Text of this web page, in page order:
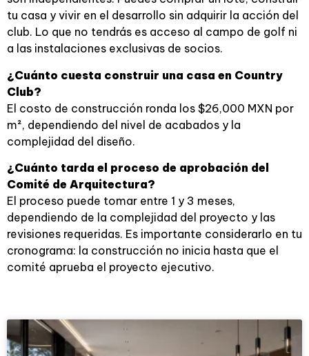
tu casa y vivir en el desarrollo sin adquirir la acción del
club. Lo que no tendrás es acceso al campo de golf ni
a las instalaciones exclusivas de socios.
¿Cuánto cuesta construir una casa en Country
Club?
El costo de construcción ronda los $26,000 MXN por
m², dependiendo del nivel de acabados y la
complejidad del diseño.
¿Cuánto tarda el proceso de aprobación del
Comité de Arquitectura?
El proceso puede tomar entre 1 y 3 meses,
dependiendo de la complejidad del proyecto y las
revisiones requeridas. Es importante considerarlo en tu
cronograma: la construcción no inicia hasta que el
comité aprueba el proyecto ejecutivo.